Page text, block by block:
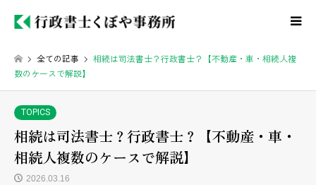
全ての記事
相続は司法書士？行政書士？【不動産・車・相続人複
数のケースで解説】
TOPICS
相続は司法書士？行政書士？【不動産・車・
相続人複数のケースで解説】
2026.03.16